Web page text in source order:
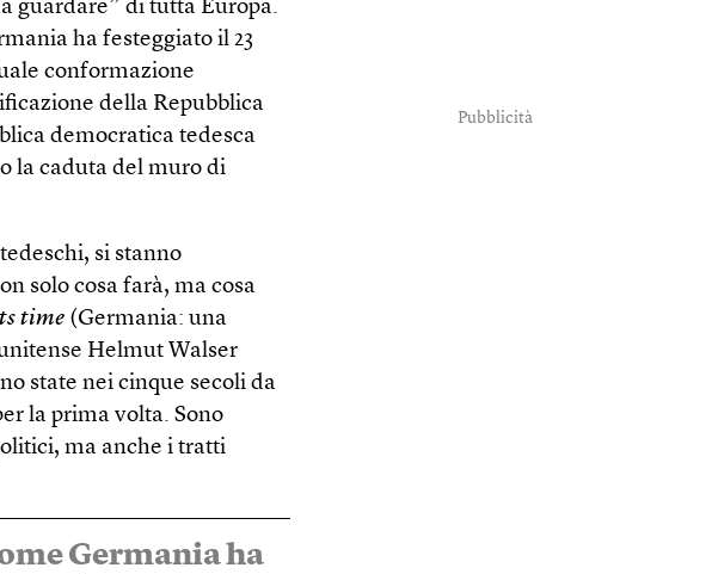
guardare” di tutta Europa.
ha festeggiato il 23
conformazione
della Repubblica
democratica tedesca
la caduta del muro di
si stanno
solo cosa farà, ma cosa
time(Germania: una
Helmut Walser
state nei cinque secoli da
la prima volta. Sono
ma anche i tratti
Germania ha
Pubblicità